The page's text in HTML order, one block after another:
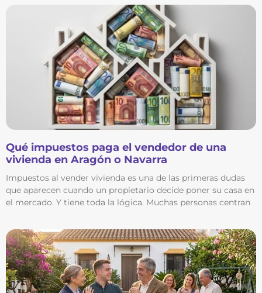
Qué impuestos paga el vendedor de una
vivienda en Aragón o Navarra
Impuestos al vender vivienda es una de las primeras dudas
que aparecen cuando un propietario decide poner su casa en
el mercado. Y tiene toda la lógica. Muchas personas centran